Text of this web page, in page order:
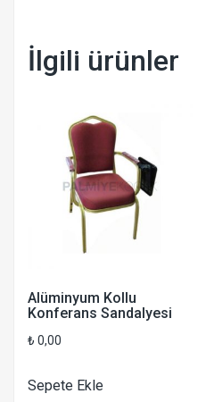
İlgili ürünler
Alüminyum Kollu
Konferans Sandalyesi
₺ 0,00
Sepete Ekle